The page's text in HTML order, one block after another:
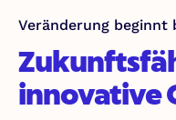
Veränderung beginnt
innovative